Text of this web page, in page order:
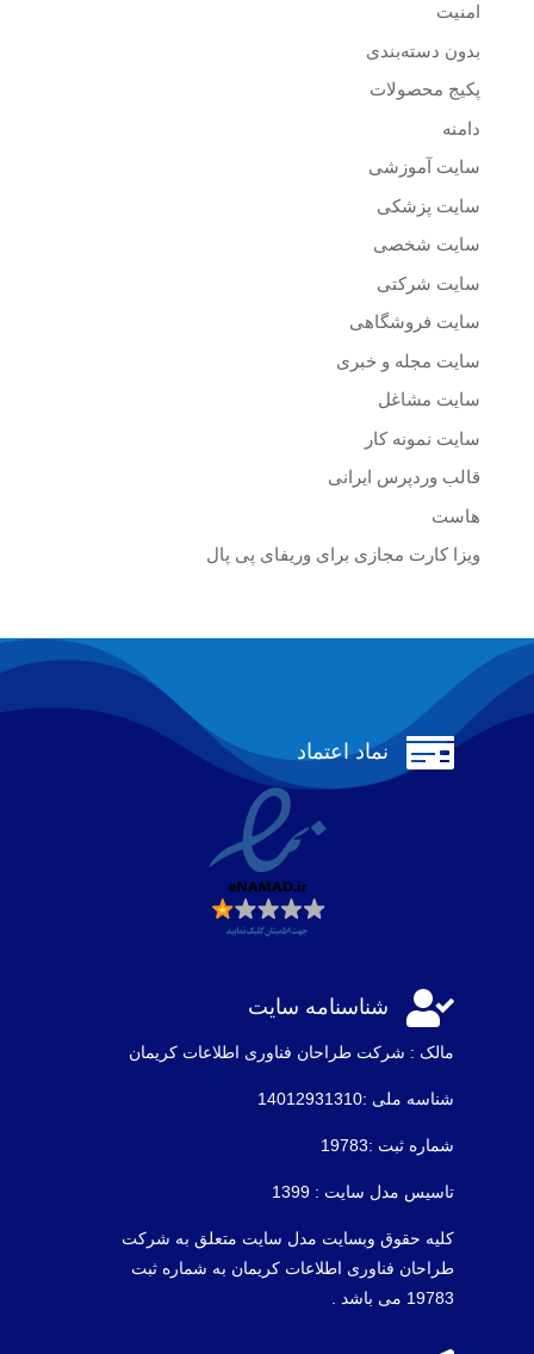
امنیت
بدون دسته‌بندی
پکیج محصولات
دامنه
سایت آموزشی
سایت پزشکی
سایت شخصی
سایت شرکتی
سایت فروشگاهی
سایت مجله و خبری
سایت مشاغل
سایت نمونه کار
قالب وردپرس ایرانی
هاست
ویزا کارت مجازی برای وریفای پی پال
 نماد اعتماد
 شناسنامه سایت
مالک : شرکت طراحان فناوری اطلاعات كريمان
شناسه ملی :14012931310
شماره ثبت :19783
تاسیس مدل سایت : 1399
کلیه حقوق وبسایت مدل سایت متعلق به شرکت
طراحان فناوری اطلاعات کریمان به شماره ثبت
19783 می باشد .